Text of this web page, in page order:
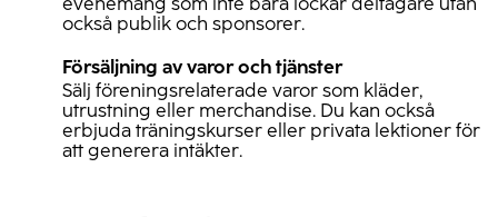
också publik och sponsorer.
Försäljning av varor och tjänster
Sälj föreningsrelaterade varor som kläder,
utrustning eller merchandise. Du kan också
erbjuda träningskurser eller privata lektioner för
att generera intäkter.